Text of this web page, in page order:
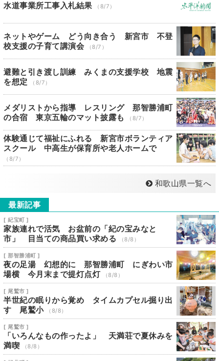
水道事業所工事入札結果 （8/7）
ネットやゲーム どう向き合う 新宮市 不登
校支援の子育て講演会
（8/7）
避難と引き渡し訓練 みくまの支援学校 地震
を想定
（8/7）
メダリストから指導 レスリング 那智勝浦町
の合宿 東京五輪のマット披露も
（8/7）
体験通じて福祉にふれる 新宮市ボランティア
スクール 中高生が保育所や老人ホームで
（8/7）
和歌山県一覧へ
最新記事
[ 紀宝町 ]
家族連れで活気 お盆前の「紀の宝みなと
市」 目当ての商品買い求める
（8/8）
[ 那智勝浦町 ]
夜の足湯 幻想的に 那智勝浦町 にぎわい市
場横 今月末まで提灯点灯
（8/8）
[ 尾鷲市 ]
半世紀の眠りから覚め タイムカプセル掘り出
す 尾鷲小
（8/8）
[ 尾鷲市 ]
「いろんなもの作ったよ」 天満荘で夏休みを
満喫
（8/8）